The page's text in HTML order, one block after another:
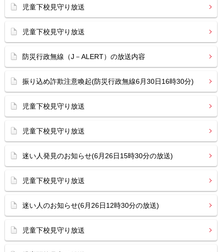
児童下校見守り放送
児童下校見守り放送
防災行政無線（J－ALERT）の放送内容
振り込め詐欺注意喚起(防災行政無線6月30日16時30分)
児童下校見守り放送
児童下校見守り放送
迷い人発見のお知らせ(6月26日15時30分の放送)
児童下校見守り放送
迷い人のお知らせ(6月26日12時30分の放送)
児童下校見守り放送